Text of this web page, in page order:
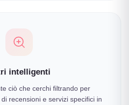
intelligenti
ciò che cerchi filtrando per
recensioni e servizi specifici in